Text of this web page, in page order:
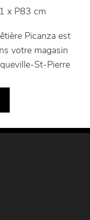
x P83 cm
Picanza est
votre magasin
St-Pierre